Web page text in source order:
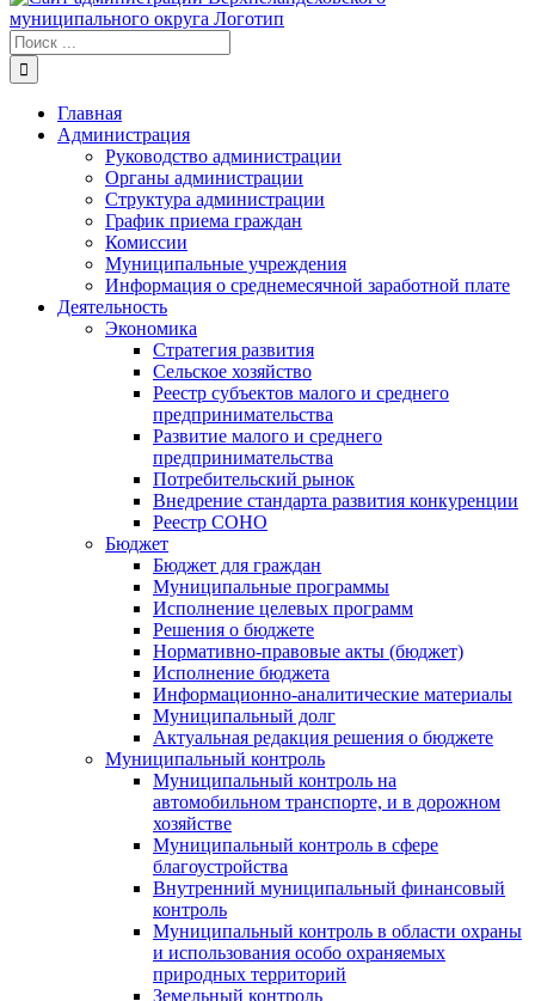
Результат
поиска:
Главная
Администрация
Руководство администрации
Органы администрации
Структура администрации
График приема граждан
Комиссии
Муниципальные учреждения
Информация о среднемесячной заработной плате
Деятельность
Экономика
Стратегия развития
Сельское хозяйство
Реестр субъектов малого и среднего
предпринимательства
Развитие малого и среднего
предпринимательства
Потребительский рынок
Внедрение стандарта развития конкуренции
Реестр СОНО
Бюджет
Бюджет для граждан
Муниципальные программы
Исполнение целевых программ
Решения о бюджете
Нормативно-правовые акты (бюджет)
Исполнение бюджета
Информационно-аналитические материалы
Муниципальный долг
Актуальная редакция решения о бюджете
Муниципальный контроль
Муниципальный контроль на
автомобильном транспорте, и в дорожном
хозяйстве
Муниципальный контроль в сфере
благоустройства
Внутренний муниципальный финансовый
контроль
Муниципальный контроль в области охраны
и использования особо охраняемых
природных территорий
Земельный контроль